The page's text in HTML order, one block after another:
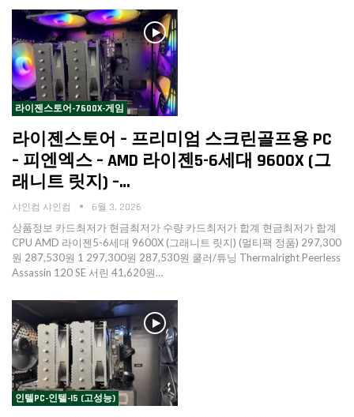
라이젠스토어-7600X-게임
라이젠스토어 – 프리미엄 스크린골프용 PC
– 피엔엑스 – AMD 라이젠5-6세대 9600X (그
래니트 릿지) –…
샤인컴 샤인컴 6월 3, 2026
상품정보 카드최저가 현금최저가 수량 카드최저가 합계 현금최저가 합계
CPU AMD 라이젠5-6세대 9600X (그래니트 릿지) (멀티팩 정품) 297,300
원 287,530원 1 297,300원 287,530원 쿨러/튜닝 Thermalright Peerless
Assassin 120 SE 서린 41,620원…
인텔PC-인텔-I5 (고성능)